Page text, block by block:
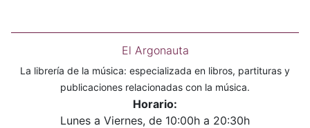
El Argonauta
La librería de la música: especializada en libros, partituras y
publicaciones relacionadas con la música.
Horario:
Lunes a Viernes, de 10:00h a 20:30h